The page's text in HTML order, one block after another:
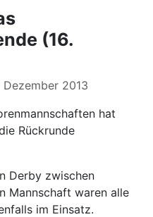
(16.
2013
hat
Rückrunde
Derby zwischen
Mannschaft waren alle
im Einsatz.